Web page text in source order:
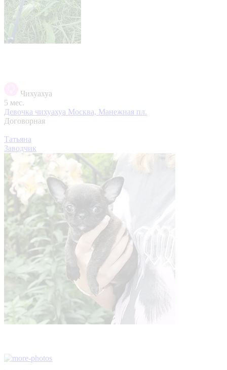
Чихуахуа
5 мес.
Девочка чихуахуа Москва, Манежная пл.
Договорная
Татьяна
Заводчик